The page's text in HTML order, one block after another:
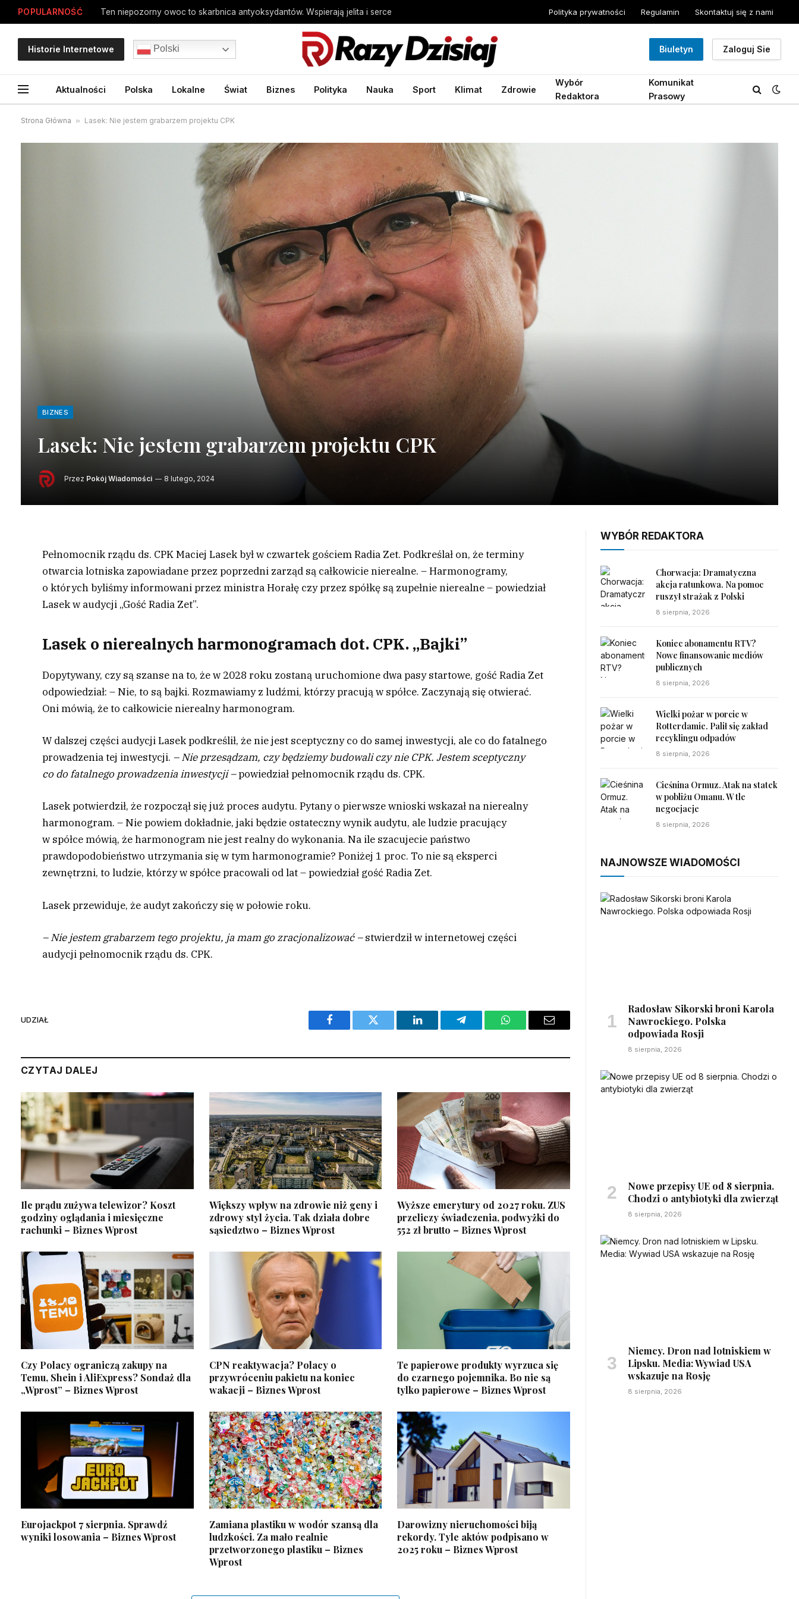
POPULARNOŚĆ Ten niepozorny owoc to skarbnica antyoksydantów. Wspierają jelita i serce Polityka prywatności Regulamin Skontaktuj się z nami
Historie Internetowe Polski Biuletyn Zaloguj Sie
Aktualności Polska Lokalne Świat Biznes Polityka Nauka Sport Klimat Zdrowie
Wybór
Redaktora
Komunikat
Prasowy
Strona Główna » Lasek: Nie jestem grabarzem projektu CPK
BIZNES
Lasek: Nie jestem grabarzem projektu CPK
Przez Pokój Wiadomości 8 lutego, 2024
Pełnomocnik rządu ds. CPK Maciej Lasek był w czwartek gościem Radia Zet. Podkreślał on, że terminy
otwarcia lotniska zapowiadane przez poprzedni zarząd są całkowicie nierealne.– Harmonogramy,
o których byliśmy informowani przez ministra Horałę czy przez spółkę są zupełnie nierealne –powiedział
Lasek w audycji „Gość Radia Zet”.
Lasek o nierealnych harmonogramach dot. CPK. „Bajki”
Dopytywany, czy są szanse na to, że w 2028 roku zostaną uruchomione dwa pasy startowe, gość Radia Zet
odpowiedział:– Nie, to są bajki. Rozmawiamy z ludźmi, którzy pracują w spółce. Zaczynają się otwierać.
Oni mówią, że to całkowicie nierealny harmonogram.
W dalszej części audycji Lasek podkreślił, że nie jest sceptyczny co do samej inwestycji, ale co do fatalnego
prowadzenia tej inwestycji. – Nie przesądzam, czy będziemy budowali czy nie CPK. Jestem sceptyczny
co do fatalnego prowadzenia inwestycji –powiedział pełnomocnik rządu ds. CPK.
Lasek potwierdził, że rozpoczął się już proces audytu. Pytany o pierwsze wnioski wskazał na nierealny
harmonogram.– Nie powiem dokładnie, jaki będzie ostateczny wynik audytu, ale ludzie pracujący
w spółce mówią, że harmonogram nie jest realny do wykonania. Na ile szacujecie państwo
prawdopodobieństwo utrzymania się w tym harmonogramie? Poniżej 1 proc. To nie są eksperci
zewnętrzni, to ludzie, którzy w spółce pracowali od lat –powiedział gość Radia Zet.
Lasek przewiduje, że audyt zakończy się w połowie roku.
– Nie jestem grabarzem tego projektu, ja mam go zracjonalizować –stwierdził w internetowej części
audycji pełnomocnik rządu ds. CPK.
UDZIAŁ
Facebook Twitter LinkedIn Telegram WhatsAppEmail
CZYTAJ DALEJ
Ile prądu zużywa telewizor? Koszt
godziny oglądania i miesięczne
rachunki – Biznes Wprost
Większy wpływ na zdrowie niż geny i
zdrowy styl życia. Tak działa dobre
sąsiedztwo – Biznes Wprost
Wyższe emerytury od 2027 roku. ZUS
przeliczy świadczenia, podwyżki do
552 zł brutto – Biznes Wprost
Czy Polacy ograniczą zakupy na
Temu, Shein i AliExpress? Sondaż dla
„Wprost” – Biznes Wprost
CPN reaktywacja? Polacy o
przywróceniu pakietu na koniec
wakacji – Biznes Wprost
Te papierowe produkty wyrzuca się
do czarnego pojemnika. Bo nie są
tylko papierowe – Biznes Wprost
Eurojackpot 7 sierpnia. Sprawdź
wyniki losowania – Biznes Wprost
Zamiana plastiku w wodór szansą dla
ludzkości. Za mało realnie
przetworzonego plastiku – Biznes
Wprost
Darowizny nieruchomości biją
rekordy. Tyle aktów podpisano w
2025 roku – Biznes Wprost
WYBÓR REDAKTORA
Chorwacja: Dramatyczna
akcja ratunkowa. Na pomoc
ruszył strażak z Polski
8 sierpnia, 2026
Koniec abonamentu RTV?
Nowe finansowanie mediów
publicznych
8 sierpnia, 2026
Wielki pożar w porcie w
Rotterdamie. Palił się zakład
recyklingu odpadów
8 sierpnia, 2026
Cieśnina Ormuz. Atak na statek
w pobliżu Omanu. W tle
negocjacje
8 sierpnia, 2026
NAJNOWSZE WIADOMOŚCI
Radosław Sikorski broni Karola
Nawrockiego. Polska
odpowiada Rosji
8 sierpnia, 2026
Nowe przepisy UE od 8 sierpnia.
Chodzi o antybiotyki dla zwierząt
8 sierpnia, 2026
Niemcy. Dron nad lotniskiem w
Lipsku. Media: Wywiad USA
wskazuje na Rosję
8 sierpnia, 2026